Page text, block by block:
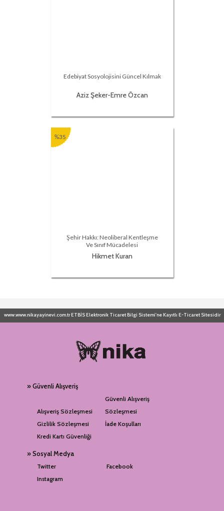
Edebiyat Sosyolojisini Güncel Kılmak
Aziz Şeker-Emre Özcan
%35
Şehir Hakkı: Neoliberal Kentleşme
Ve Sınıf Mücadelesi
Hikmet Kuran
www.www.nikayayinevi.com.tr ETBİS Elektronik Ticaret Bilgi Sistemi'ne Kayıtlı E-Ticaret Sitesidir
» Güvenli Alışveriş
Alışveriş Sözleşmesi
Güvenli Alışveriş
Sözleşmesi
Gizlilik Sözleşmesi
İade Koşulları
Kredi Kartı Güvenliği
» Sosyal Medya
Twitter
Facebook
Instagram